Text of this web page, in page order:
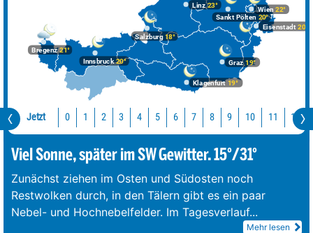
Bregenz21°
Graz19°
Innsbruck20°
Klagenfurt 19°
Linz23°
Salzburg18°
Wien 22°
Eisenstadt 20°
Sankt Pölten 20°
Jetzt 0 1 2 3 4 5 6 7 8 9 10 11 12
Viel Sonne, später im SW Gewitter. 15°/31°
Zunächst ziehen im Osten und Südosten noch
Restwolken durch, in den Tälern gibt es ein paar
Nebel- und Hochnebelfelder. Im Tagesverlauf...
Mehr lesen